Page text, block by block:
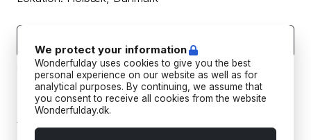
Beskyt din betaling ved aldrig at overføre eller kommunikere
uden for Wonderfulday's hjemmeside eller app.
Forudbetalings- og afbestillingspolitik
Tilføj datoer for at se forudbetalings- og
We protect your information
Wonderfulday uses cookies to give you the best
personal experience on our website as well as for
analytical purposes. By continuing, we assume that
you consent to receive all cookies from the website
Wonderfulday.dk.